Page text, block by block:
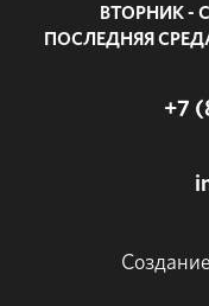
ВТОРНИК -
ПОСЛЕДНЯЯ
+7